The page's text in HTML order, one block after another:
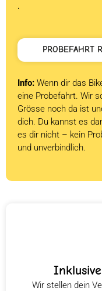
.
PROBEFAHRT
Info: Wenn dir das
eine Probefahrt. Wir
Grösse noch da ist
dich. Du kannst es
es dir nicht – kein
und unverbindlich.
Wir stellen dein